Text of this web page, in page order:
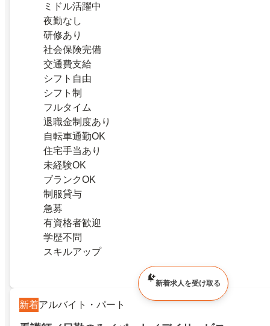
ミドル活躍中
夜勤なし
研修あり
社会保険完備
交通費支給
シフト自由
シフト制
フルタイム
退職金制度あり
自転車通勤OK
住宅手当あり
未経験OK
ブランクOK
制服貸与
急募
有資格者歓迎
学歴不問
スキルアップ
新着アルバイト・パート
新着求人を受け取る